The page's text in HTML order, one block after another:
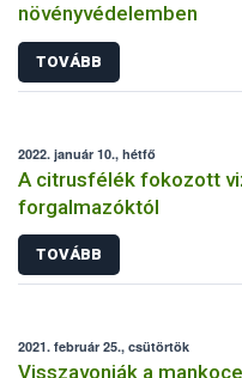
növényvédelemben
TOVÁBB
2022. január 10., hétfő
A citrusfélék fokozott
forgalmazóktól
TOVÁBB
2021. február 25., csütörtök
Visszavonják a